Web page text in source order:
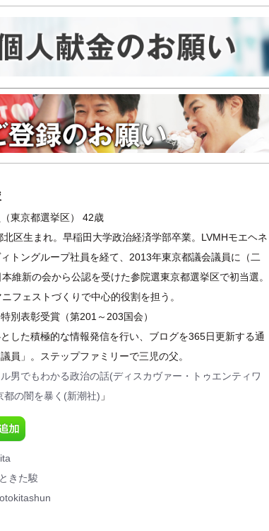
東京都選挙区） 42歳
北区生まれ。早稲田大学政治経済学部卒業。LVMHモエヘネ
トングループ社員を経て、2013年東京都議会議員に（二
維新の会から公認を受けた参院選東京都選挙区で初当選。
フェストづくりで中心的役割を担う。
別表彰受賞（第201～203国会）
した積極的な情報発信を行い、ブログを365日更新する通
員」。ステップファミリーで三児の父。
男でもわかる政治の話(ディスカヴァー・トゥエンティワ
都の闇を暴く(新潮社) 」
きた駿